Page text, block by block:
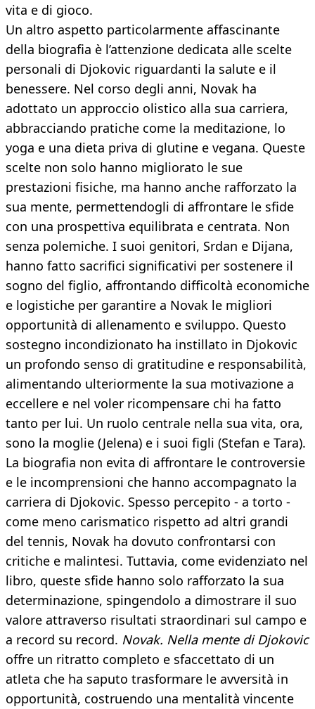
vita e di gioco.
Un altro aspetto particolarmente affascinante
della biografia è l’attenzione dedicata alle scelte
personali di Djokovic riguardanti la salute e il
benessere. Nel corso degli anni, Novak ha
adottato un approccio olistico alla sua carriera,
abbracciando pratiche come la meditazione, lo
yoga e una dieta priva di glutine e vegana. Queste
scelte non solo hanno migliorato le sue
prestazioni fisiche, ma hanno anche rafforzato la
sua mente, permettendogli di affrontare le sfide
con una prospettiva equilibrata e centrata. Non
senza polemiche. I suoi genitori, Srdan e Dijana,
hanno fatto sacrifici significativi per sostenere il
sogno del figlio, affrontando difficoltà economiche
e logistiche per garantire a Novak le migliori
opportunità di allenamento e sviluppo. Questo
sostegno incondizionato ha instillato in Djokovic
un profondo senso di gratitudine e responsabilità,
alimentando ulteriormente la sua motivazione a
eccellere e nel voler ricompensare chi ha fatto
tanto per lui. Un ruolo centrale nella sua vita, ora,
sono la moglie (Jelena) e i suoi figli (Stefan e Tara).
La biografia non evita di affrontare le controversie
e le incomprensioni che hanno accompagnato la
carriera di Djokovic. Spesso percepito - a torto -
come meno carismatico rispetto ad altri grandi
del tennis, Novak ha dovuto confrontarsi con
critiche e malintesi. Tuttavia, come evidenziato nel
libro, queste sfide hanno solo rafforzato la sua
determinazione, spingendolo a dimostrare il suo
valore attraverso risultati straordinari sul campo e
a record su record. Novak. Nella mente di Djokovic
offre un ritratto completo e sfaccettato di un
atleta che ha saputo trasformare le avversità in
opportunità, costruendo una mentalità vincente